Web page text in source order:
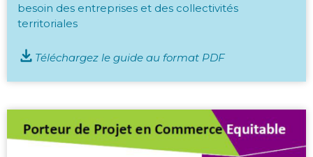
besoin des entreprises et des collectivités
territoriales
Téléchargez le guide au format PDF